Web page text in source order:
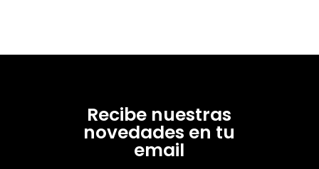
Recibe nuestras
novedades en tu
email